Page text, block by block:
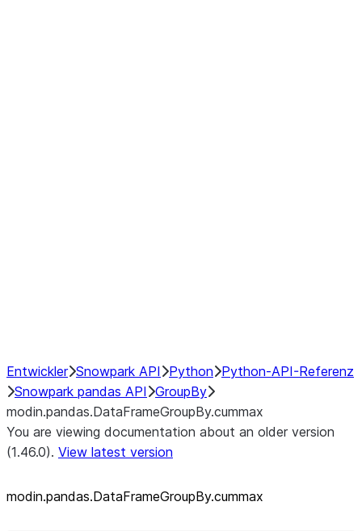
Entwickler Snowpark API Python Python-API-Referenz
Snowpark pandas API GroupBy
modin.pandas.DataFrameGroupBy.cummax
You are viewing documentation about an older version
(1.46.0). View latest version
modin.pandas.DataFrameGroupBy.cummax